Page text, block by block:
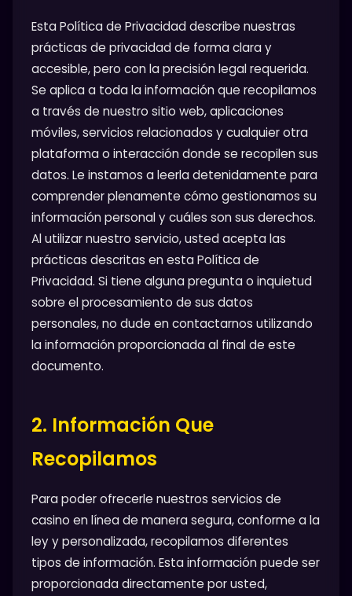
Esta Política de Privacidad describe nuestras
prácticas de privacidad de forma clara y
accesible, pero con la precisión legal requerida.
Se aplica a toda la información que recopilamos
a través de nuestro sitio web, aplicaciones
móviles, servicios relacionados y cualquier otra
plataforma o interacción donde se recopilen sus
datos. Le instamos a leerla detenidamente para
comprender plenamente cómo gestionamos su
información personal y cuáles son sus derechos.
Al utilizar nuestro servicio, usted acepta las
prácticas descritas en esta Política de
Privacidad. Si tiene alguna pregunta o inquietud
sobre el procesamiento de sus datos
personales, no dude en contactarnos utilizando
la información proporcionada al final de este
documento.
2. Información Que
Recopilamos
Para poder ofrecerle nuestros servicios de
casino en línea de manera segura, conforme a la
ley y personalizada, recopilamos diferentes
tipos de información. Esta información puede ser
proporcionada directamente por usted,